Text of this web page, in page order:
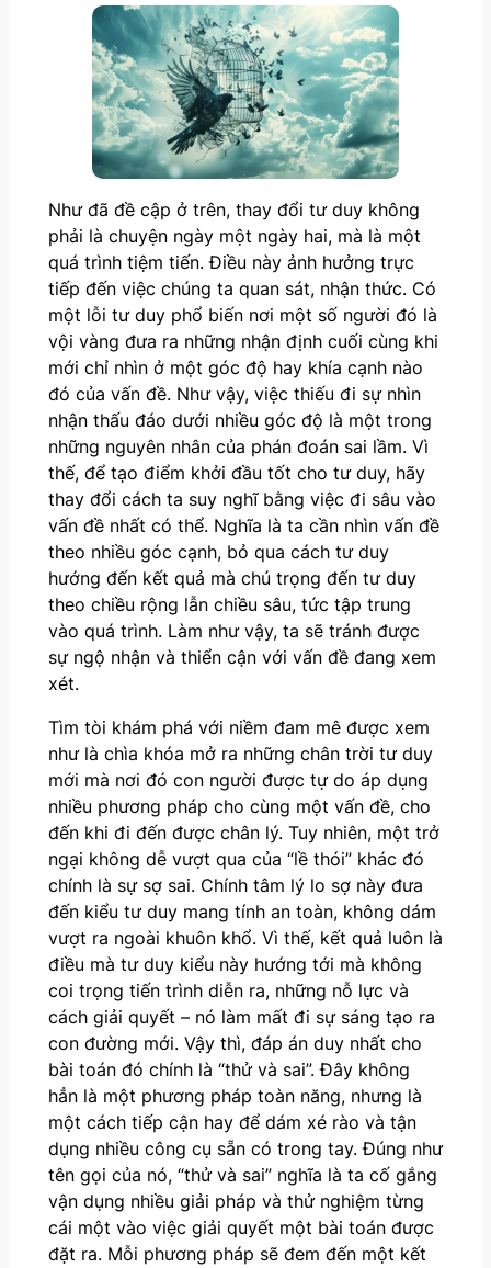
Như đã đề cập ở trên, thay đổi tư duy không
phải là chuyện ngày một ngày hai, mà là một
quá trình tiệm tiến. Điều này ảnh hưởng trực
tiếp đến việc chúng ta quan sát, nhận thức. Có
một lỗi tư duy phổ biến nơi một số người đó là
vội vàng đưa ra những nhận định cuối cùng khi
mới chỉ nhìn ở một góc độ hay khía cạnh nào
đó của vấn đề. Như vậy, việc thiếu đi sự nhìn
nhận thấu đáo dưới nhiều góc độ là một trong
những nguyên nhân của phán đoán sai lầm. Vì
thế, để tạo điểm khởi đầu tốt cho tư duy, hãy
thay đổi cách ta suy nghĩ bằng việc đi sâu vào
vấn đề nhất có thể. Nghĩa là ta cần nhìn vấn đề
theo nhiều góc cạnh, bỏ qua cách tư duy
hướng đến kết quả mà chú trọng đến tư duy
theo chiều rộng lẫn chiều sâu, tức tập trung
vào quá trình. Làm như vậy, ta sẽ tránh được
sự ngộ nhận và thiển cận với vấn đề đang xem
xét.
Tìm tòi khám phá với niềm đam mê được xem
như là chìa khóa mở ra những chân trời tư duy
mới mà nơi đó con người được tự do áp dụng
nhiều phương pháp cho cùng một vấn đề, cho
đến khi đi đến được chân lý. Tuy nhiên, một trở
ngại không dễ vượt qua của “lề thói” khác đó
chính là sự sợ sai. Chính tâm lý lo sợ này đưa
đến kiểu tư duy mang tính an toàn, không dám
vượt ra ngoài khuôn khổ. Vì thế, kết quả luôn là
điều mà tư duy kiểu này hướng tới mà không
coi trọng tiến trình diễn ra, những nỗ lực và
cách giải quyết – nó làm mất đi sự sáng tạo ra
con đường mới. Vậy thì, đáp án duy nhất cho
bài toán đó chính là “thử và sai”. Đây không
hẳn là một phương pháp toàn năng, nhưng là
một cách tiếp cận hay để dám xé rào và tận
dụng nhiều công cụ sẵn có trong tay. Đúng như
tên gọi của nó, “thử và sai” nghĩa là ta cố gắng
vận dụng nhiều giải pháp và thử nghiệm từng
cái một vào việc giải quyết một bài toán được
đặt ra. Mỗi phương pháp sẽ đem đến một kết